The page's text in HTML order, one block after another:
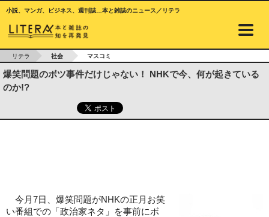
小説、マンガ、ビジネス、週刊誌…本と雑誌のニュース／リテラ
リテラ 社会 マスコミ
爆笑問題のボツ事件だけじゃない！ NHKで今、何が起きている
のか!?
今月7日、爆笑問題がNHKの正月お笑
い番組での「政治家ネタ」を事前にボ